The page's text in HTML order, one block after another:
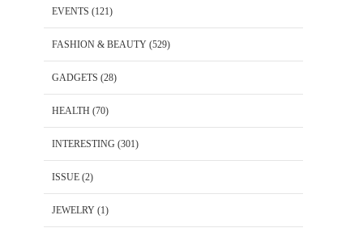
EVENTS (121)
FASHION & BEAUTY (529)
GADGETS (28)
HEALTH (70)
INTERESTING (301)
ISSUE (2)
JEWELRY (1)